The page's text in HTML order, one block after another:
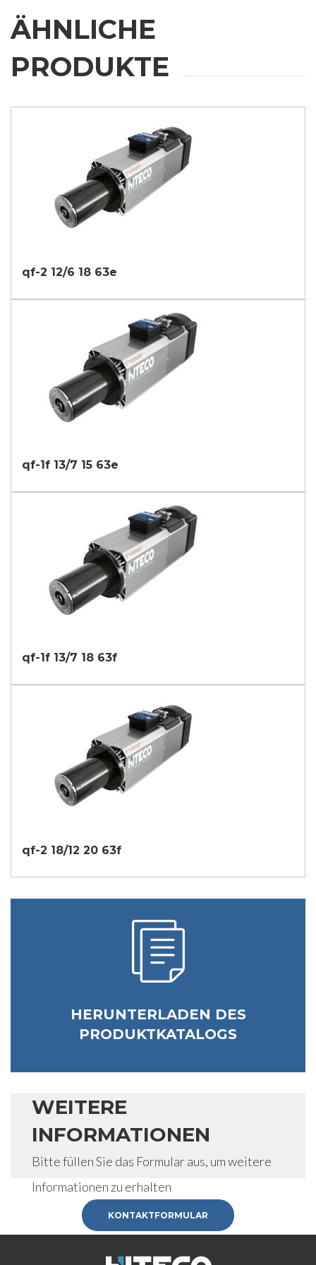
ÄHNLICHE
PRODUKTE
qf-2 12/6 18 63e
qf-1f 13/7 15 63e
qf-1f 13/7 18 63f
qf-2 18/12 20 63f
HERUNTERLADEN DES
PRODUKTKATALOGS
WEITERE
INFORMATIONEN
Bitte füllen Sie das Formular aus, um weitere
Informationen zu erhalten
KONTAKTFORMULAR